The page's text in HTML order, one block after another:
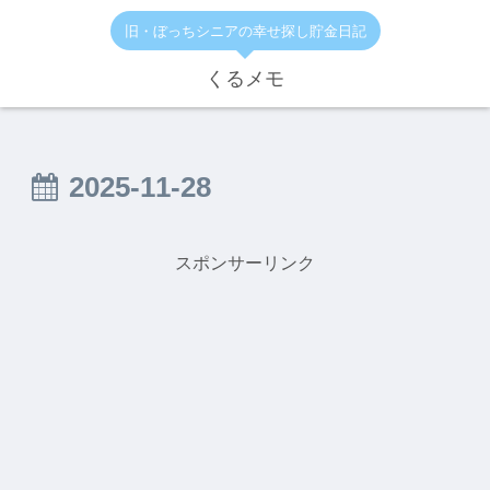
旧・ぼっちシニアの幸せ探し貯金日記
くるメモ
2025-11-28
スポンサーリンク